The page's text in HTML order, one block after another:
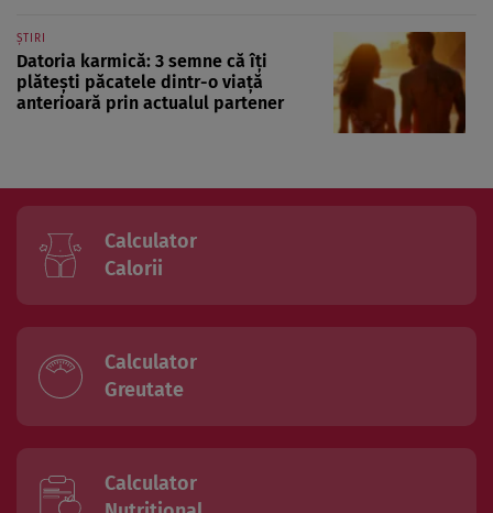
ȘTIRI
Datoria karmică: 3 semne că îți
plătești păcatele dintr-o viață
anterioară prin actualul partener
Calculator
Calorii
Calculator
Greutate
Calculator